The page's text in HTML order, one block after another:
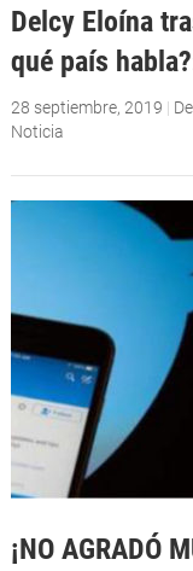
Delcy Eloína
qué país
28 septiembre, 2019 |
Noticia
¡NO AGRADÓ